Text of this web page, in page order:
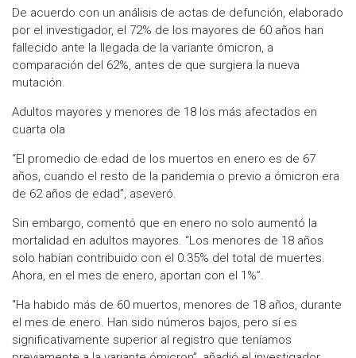
De acuerdo con un análisis de actas de defunción, elaborado
por el investigador, el 72% de los mayores de 60 años han
fallecido ante la llegada de la variante ómicron, a
comparación del 62%, antes de que surgiera la nueva
mutación.
Adultos mayores y menores de 18 los más afectados en
cuarta ola
“El promedio de edad de los muertos en enero es de 67
años, cuando el resto de la pandemia o previo a ómicron era
de 62 años de edad”, aseveró.
Sin embargo, comentó que en enero no solo aumentó la
mortalidad en adultos mayores. “Los menores de 18 años
solo habían contribuido con el 0.35% del total de muertes.
Ahora, en el mes de enero, aportan con el 1%”.
"Ha habido más de 60 muertos, menores de 18 años, durante
el mes de enero. Han sido números bajos, pero sí es
significativamente superior al registro que teníamos